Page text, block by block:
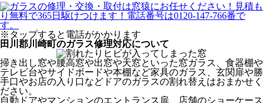
※タップすると電話がかかります
田川郡川崎町のガラス修理対応について
掃き出し窓や腰高窓や出窓や天窓といった窓ガラス、食器棚や
テレビ台やサイドボードや本棚など家具のガラス、玄関扉や勝
手口やお店の入り口などドアのガラスの割れ替えはおまかせく
ださい。
自動ドアやマンションのエントランス扉、店舗のショーケース